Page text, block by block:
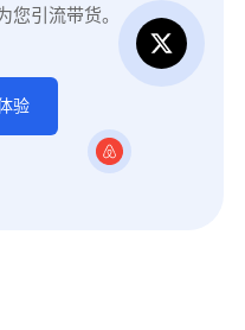
引流带货。
验